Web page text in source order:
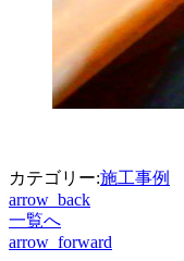
カテゴリー:施工事例
arrow_back
一覧へ
arrow_forward